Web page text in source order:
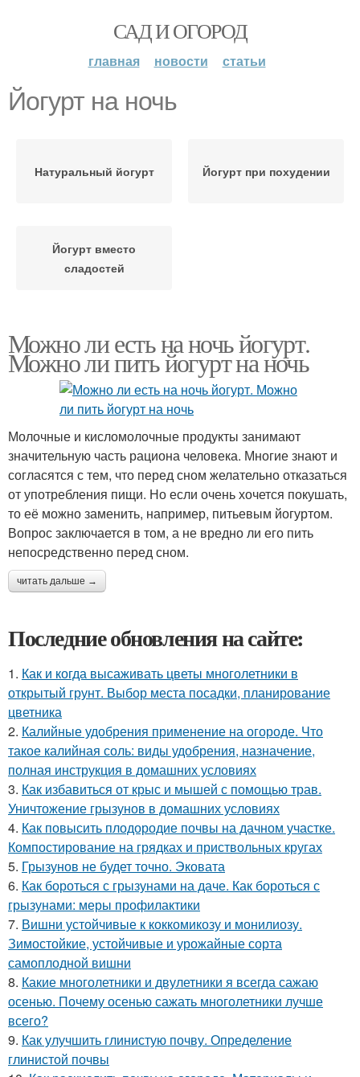
САД И ОГОРОД
главная новости статьи
Йогурт на ночь
Натуральный йогурт Йогурт при похудении
Йогурт вместо
сладостей
Можно ли есть на ночь йогурт.
Можно ли пить йогурт на ночь
Молочные и кисломолочные продукты занимают
значительную часть рациона человека. Многие знают и
согласятся с тем, что перед сном желательно отказаться
от употребления пищи. Но если очень хочется покушать,
то её можно заменить, например, питьевым йогуртом.
Вопрос заключается в том, а не вредно ли его пить
непосредственно перед сном.
читать дальше →
Последние обновления на сайте:
1. Как и когда высаживать цветы многолетники в
открытый грунт. Выбор места посадки, планирование
цветника
2. Калийные удобрения применение на огороде. Что
такое калийная соль: виды удобрения, назначение,
полная инструкция в домашних условиях
3. Как избавиться от крыс и мышей с помощью трав.
Уничтожение грызунов в домашних условиях
4. Как повысить плодородие почвы на дачном участке.
Компостирование на грядках и приствольных кругах
5. Грызунов не будет точно. Эковата
6. Как бороться с грызунами на даче. Как бороться с
грызунами: меры профилактики
7. Вишни устойчивые к коккомикозу и монилиозу.
Зимостойкие, устойчивые и урожайные сорта
самоплодной вишни
8. Какие многолетники и двулетники я всегда сажаю
осенью. Почему осенью сажать многолетники лучше
всего?
9. Как улучшить глинистую почву. Определение
глинистой почвы